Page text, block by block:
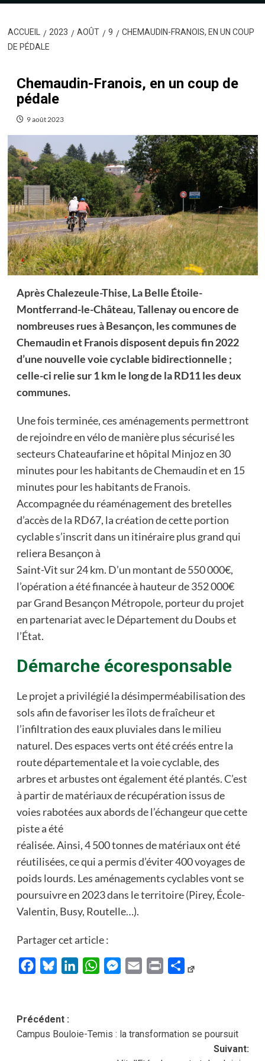
ACCUEIL 2023 AOÛT 9
CHEMAUDIN-FRANOIS, EN UN COUP
DE PÉDALE
Chemaudin-Franois, en un coup de
pédale
9 août 2023
Après Chalezeule-Thise, La Belle Étoile-
Montferrand-le-Château, Tallenay ou encore de
nombreuses rues à Besançon, les communes de
Chemaudin et Franois disposent depuis fin 2022
d’une nouvelle voie cyclable bidirectionnelle ;
celle-ci relie sur 1 km le long de la RD11 les deux
communes.
Une fois terminée, ces aménagements permettront
de rejoindre en vélo de manière plus sécurisé les
secteurs Chateaufarine et hôpital Minjoz en 30
minutes pour les habitants de Chemaudin et en 15
minutes pour les habitants de Franois.
Accompagnée du réaménagement des bretelles
d’accès de la RD67, la création de cette portion
cyclable s’inscrit dans un itinéraire plus grand qui
reliera Besançon à
Saint-Vit sur 24 km. D’un montant de 550 000€,
l’opération a été financée à hauteur de 352 000€
par Grand Besançon Métropole, porteur du projet
en partenariat avec le Département du Doubs et
l’État.
Démarche écoresponsable
Le projet a privilégié la désimperméabilisation des
sols afin de favoriser les îlots de fraîcheur et
l’infiltration des eaux pluviales dans le milieu
naturel. Des espaces verts ont été créés entre la
route départementale et la voie cyclable, des
arbres et arbustes ont également été plantés. C’est
à partir de matériaux de récupération issus de
voies rabotées aux abords de l’échangeur que cette
piste a été
réalisée. Ainsi, 4 500 tonnes de matériaux ont été
réutilisées, ce qui a permis d’éviter 400 voyages de
poids lourds. Les aménagements cyclables vont se
poursuivre en 2023 dans le territoire (Pirey, École-
Valentin, Busy, Routelle…).
Partager cet article :
FacebookBlueskyLinkedInWhatsAppMessenger
Email Print Partager
Navigation
d’article
Précédent :
Campus Bouloie-Temis : la transformation se poursuit
Suivant: